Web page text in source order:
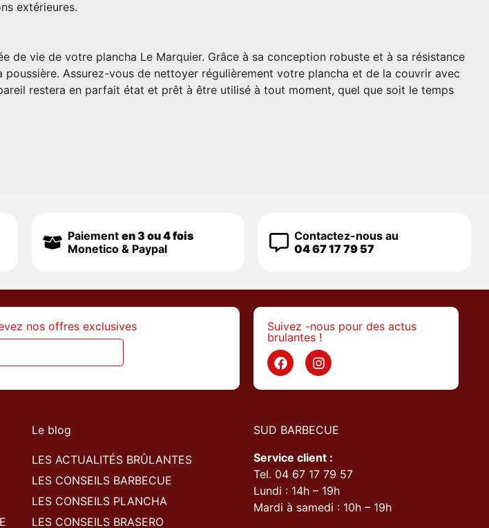
extérieures.
vie de votre plancha Le Marquier. Grâce à sa conception robuste et à sa résistance
Assurez-vous de nettoyer régulièrement votre plancha et de la couvrir avec
restera en parfait état et prêt à être utilisé à tout moment, quel que soit le temps
Paiement en 3 ou 4 fois
Monetico & Paypal
Contactez-nous au
04 67 17 79 57
nos offres exclusives
Suivez -nous pour des actus
brulantes !
Le blog
LES ACTUALITÉS BRÛLANTES
LES CONSEILS BARBECUE
LES CONSEILS PLANCHA
LES CONSEILS BRASERO
SUD BARBECUE
Service client :
Tel. 04 67 17 79 57
Lundi : 14h – 19h
Mardi à samedi : 10h – 19h